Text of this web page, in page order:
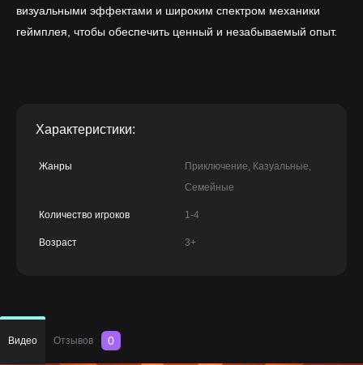
визуальными эффектами и широким спектром механики
геймплея, чтобы обеспечить ценный и незабываемый опыт.
Характеристики:
Жанры
Приключение, Казуальные,
Семейные
Количество игроков 1-4
Возраст 3+
Видео Отзывов 0